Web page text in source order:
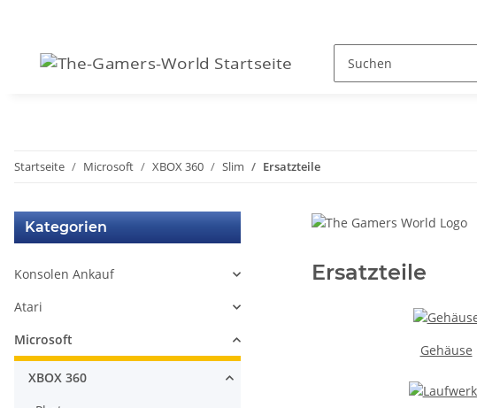
Startseite Microsoft XBOX 360 Slim Ersatzteile
Ersatzteile
Gehäuse
Kategorien
Konsolen Ankauf
Atari
Microsoft
XBOX 360